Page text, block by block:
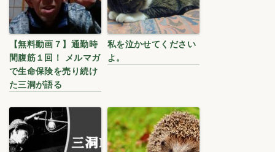
【無料動画７】通勤時
間腹筋１回！ メルマガ
で生命保険を売り続け
た三洞が語る
私を泣かせてください
よ。